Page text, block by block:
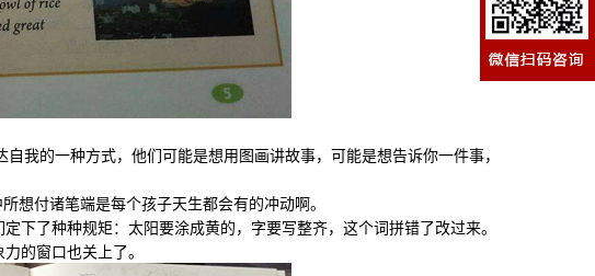
的一种方式，他们可能是想用图画讲故事，可能是想告诉你一件事，
付诸笔端是每个孩子天生都会有的冲动啊。
了种种规矩：太阳要涂成黄的，字要写整齐，这个词拼错了改过来。
的窗口也关上了。